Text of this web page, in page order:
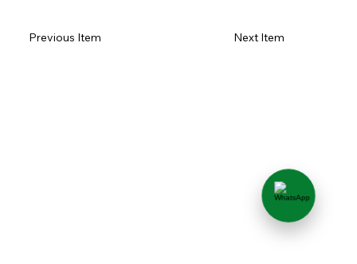
Next Item
Previous Item